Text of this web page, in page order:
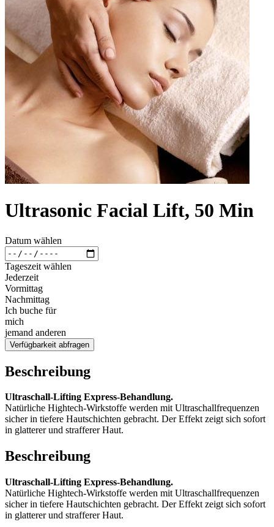
Ultrasonic Facial Lift, 50 Min
Datum wählen
Tageszeit wählen
Jederzeit
Vormittag
Nachmittag
Ich buche für
mich
jemand anderen
Verfügbarkeit abfragen
Beschreibung
Ultraschall-Lifting Express-Behandlung.
Natürliche Hightech-Wirkstoffe werden mit Ultraschallfrequenzen
sicher in tiefere Hautschichten gebracht. Der Effekt zeigt sich sofort
in glatterer und strafferer Haut.
Beschreibung
Ultraschall-Lifting Express-Behandlung.
Natürliche Hightech-Wirkstoffe werden mit Ultraschallfrequenzen
sicher in tiefere Hautschichten gebracht. Der Effekt zeigt sich sofort
in glatterer und strafferer Haut.